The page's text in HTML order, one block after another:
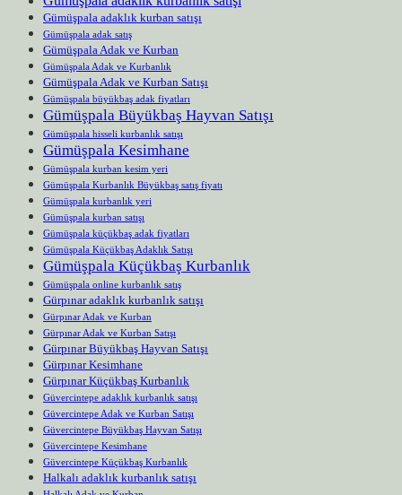
Gümüşpala adaklık kurban satışı
Gümüşpala adak satış
Gümüşpala Adak ve Kurban
Gümüşpala Adak ve Kurbanlık
Gümüşpala Adak ve Kurban Satışı
Gümüşpala büyükbaş adak fiyatları
Gümüşpala Büyükbaş Hayvan Satışı
Gümüşpala hisseli kurbanlık satışı
Gümüşpala Kesimhane
Gümüşpala kurban kesim yeri
Gümüşpala Kurbanlık Büyükbaş satış fiyatı
Gümüşpala kurbanlık yeri
Gümüşpala kurban satışı
Gümüşpala küçükbaş adak fiyatları
Gümüşpala Küçükbaş Adaklık Satışı
Gümüşpala Küçükbaş Kurbanlık
Gümüşpala online kurbanlık satış
Gürpınar adaklık kurbanlık satışı
Gürpınar Adak ve Kurban
Gürpınar Adak ve Kurban Satışı
Gürpınar Büyükbaş Hayvan Satışı
Gürpınar Kesimhane
Gürpınar Küçükbaş Kurbanlık
Güvercintepe adaklık kurbanlık satışı
Güvercintepe Adak ve Kurban Satışı
Güvercintepe Büyükbaş Hayvan Satışı
Güvercintepe Kesimhane
Güvercintepe Küçükbaş Kurbanlık
Halkalı adaklık kurbanlık satışı